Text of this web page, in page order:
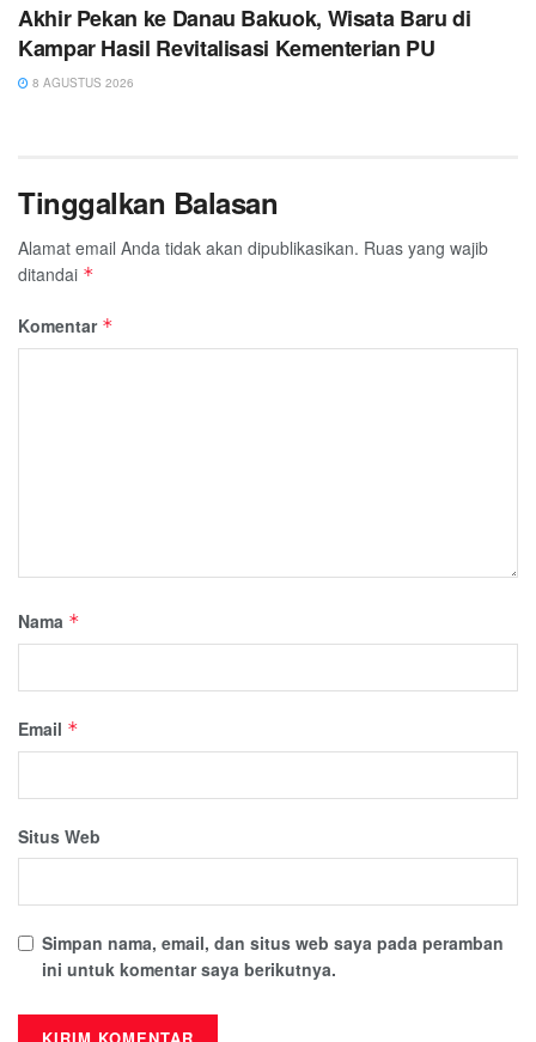
Akhir Pekan ke Danau Bakuok, Wisata Baru di
Kampar Hasil Revitalisasi Kementerian PU
8 AGUSTUS 2026
Tinggalkan Balasan
Alamat email Anda tidak akan dipublikasikan. Ruas yang wajib
ditandai *
Komentar *
Nama *
Email *
Situs Web
Simpan nama, email, dan situs web saya pada peramban
ini untuk komentar saya berikutnya.